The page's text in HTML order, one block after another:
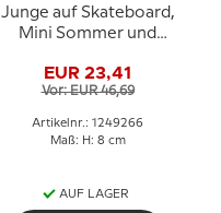
Junge auf Skateboard,
Mini Sommer und
Copenhagen Figur Nr.
266
EUR 23,41
Vor: EUR 46,69
Artikelnr.: 1249266
Maß: H: 8 cm
AUF LAGER